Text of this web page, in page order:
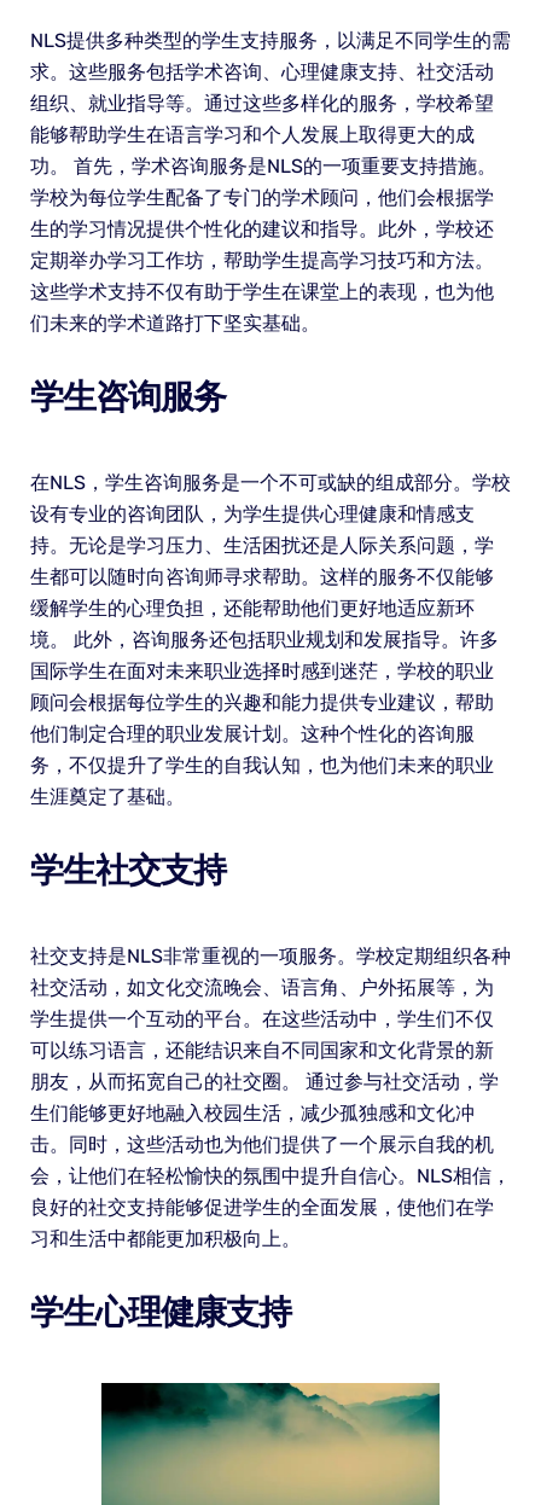
NLS提供多种类型的学生支持服务，以满足不同学生的需
求。这些服务包括学术咨询、心理健康支持、社交活动
组织、就业指导等。通过这些多样化的服务，学校希望
能够帮助学生在语言学习和个人发展上取得更大的成
功。 首先，学术咨询服务是NLS的一项重要支持措施。
学校为每位学生配备了专门的学术顾问，他们会根据学
生的学习情况提供个性化的建议和指导。此外，学校还
定期举办学习工作坊，帮助学生提高学习技巧和方法。
这些学术支持不仅有助于学生在课堂上的表现，也为他
们未来的学术道路打下坚实基础。
学生咨询服务
在NLS，学生咨询服务是一个不可或缺的组成部分。学校
设有专业的咨询团队，为学生提供心理健康和情感支
持。无论是学习压力、生活困扰还是人际关系问题，学
生都可以随时向咨询师寻求帮助。这样的服务不仅能够
缓解学生的心理负担，还能帮助他们更好地适应新环
境。 此外，咨询服务还包括职业规划和发展指导。许多
国际学生在面对未来职业选择时感到迷茫，学校的职业
顾问会根据每位学生的兴趣和能力提供专业建议，帮助
他们制定合理的职业发展计划。这种个性化的咨询服
务，不仅提升了学生的自我认知，也为他们未来的职业
生涯奠定了基础。
学生社交支持
社交支持是NLS非常重视的一项服务。学校定期组织各种
社交活动，如文化交流晚会、语言角、户外拓展等，为
学生提供一个互动的平台。在这些活动中，学生们不仅
可以练习语言，还能结识来自不同国家和文化背景的新
朋友，从而拓宽自己的社交圈。 通过参与社交活动，学
生们能够更好地融入校园生活，减少孤独感和文化冲
击。同时，这些活动也为他们提供了一个展示自我的机
会，让他们在轻松愉快的氛围中提升自信心。NLS相信，
良好的社交支持能够促进学生的全面发展，使他们在学
习和生活中都能更加积极向上。
学生心理健康支持